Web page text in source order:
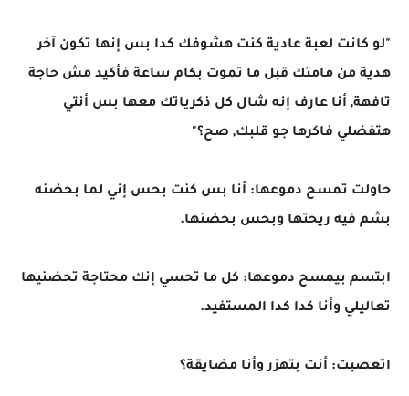
"لو كانت لعبة عادية كنت هشوفك كدا بس إنها تكون آخر
هدية من مامتك قبل ما تموت بكام ساعة فأكيد مش حاجة
تافهة, أنا عارف إنه شال كل ذكرياتك معها بس أنتي
هتفضلي فاكرها جو قلبك, صح؟"
حاولت تمسح دموعها: أنا بس كنت بحس إني لما بحضنه
بشم فيه ريحتها وبحس بحضنها.
ابتسم بيمسح دموعها: كل ما تحسي إنك محتاجة تحضنيها
تعاليلي وأنا كدا كدا المستفيد.
اتعصبت: أنت بتهزر وأنا مضايقة؟